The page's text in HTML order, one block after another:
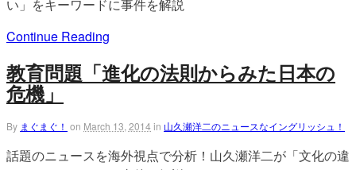
い」をキーワードに事件を解説
Continue Reading
教育問題「進化の法則からみた日本の
危機」
By まぐまぐ！ on March 13, 2014 in 山久瀬洋二のニュースなイングリッシュ！
話題のニュースを海外視点で分析！山久瀬洋二が「文化の違